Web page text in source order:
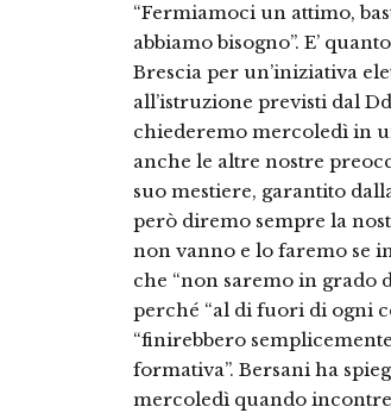
“Fermiamoci un attimo,
abbiamo bisogno”. E’
Brescia per un’iniziativa
all’istruzione previsti dal
chiederemo mercoledì in
anche le altre nostre
suo mestiere, garantito
però diremo sempre la
non vanno e lo faremo se
che “non saremo in grado
perché “al di fuori di ogni
“finirebbero
formativa”. Bersani ha
mercoledì quando